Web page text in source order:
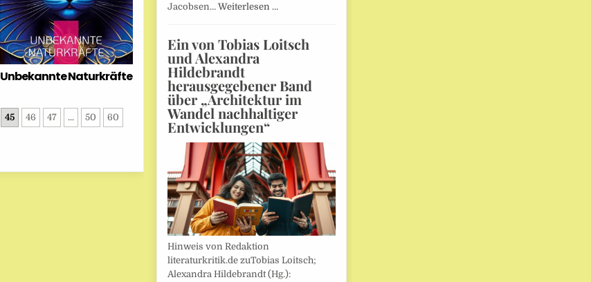
Unbekannte Naturkräfte
45 46 47 ... 50 60
Jacobsen… Weiterlesen …
Ein von Tobias Loitsch
und Alexandra
Hildebrandt
herausgegebener Band
über „Architektur im
Wandel nachhaltiger
Entwicklungen“
Hinweis von Redaktion
literaturkritik.de zuTobias Loitsch;
Alexandra Hildebrandt (Hg.):